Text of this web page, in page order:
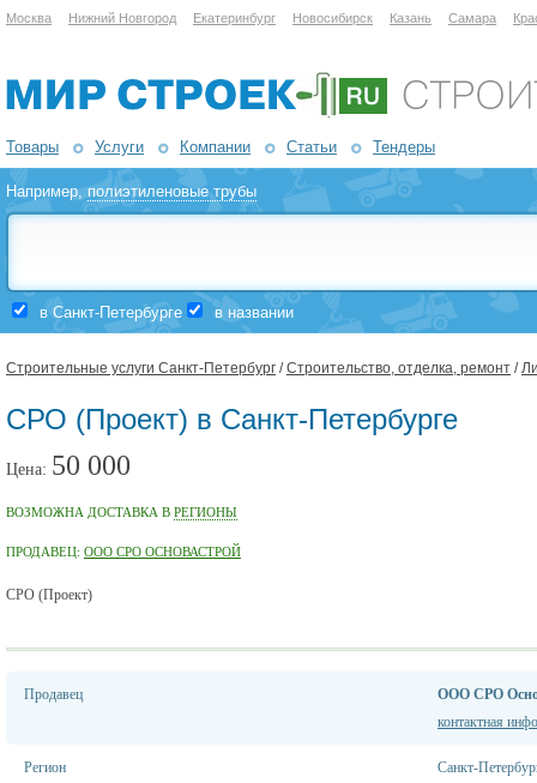
Москва Нижний Новгород Екатеринбург Новосибирск Казань Самара
Товары Услуги Компании Статьи Тендеры
Например,полиэтиленовые трубы
в Санкт-Петербурге в названии
Строительные услуги Санкт-Петербург /Строительство, отделка, ремонт /
СРО (Проект) в Санкт-Петербурге
Цена: 50 000
ВОЗМОЖНА ДОСТАВКА В РЕГИОНЫ
ПРОДАВЕЦ: ООО СРО ОСНОВАСТРОЙ
СРО (Проект)
Продавец
ООО СРО
контактная
Регион Санкт-